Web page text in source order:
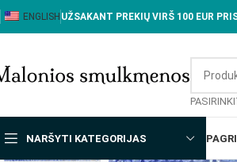
ENGLISH UŽSAKANT PREKIŲ VIRŠ 100 EUR
NARŠYTI KATEGORIJAS